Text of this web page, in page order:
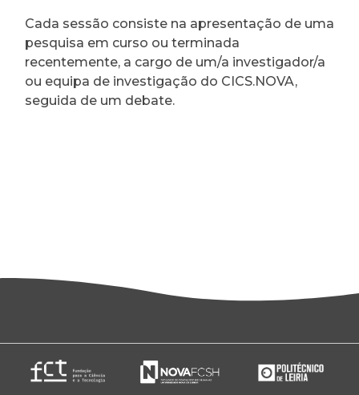
Cada sessão consiste na apresentação de uma
pesquisa em curso ou terminada
recentemente, a cargo de um/a investigador/a
ou equipa de investigação do CICS.NOVA,
seguida de um debate.